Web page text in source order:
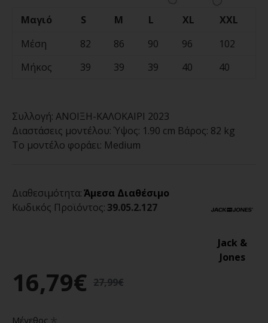
Μαγιό S M L XL
XXL
Μέση
82 86 90 96
102
Μήκος
39 39 39 40 40
Συλλογή: ΑΝΟΙΞΗ-ΚΑΛΟΚΑΙΡΙ 2023
Διαστάσεις μοντέλου: Ύψος: 1.90 cm Βάρος: 82 kg
Το μοντέλο φοράει: Medium
16,79€ 27,99€
Διαθεσιμότητα:Άμεσα Διαθέσιμο
Κωδικός Προϊόντος: 39.05.2.127
Jack &
Jones
Μέγεθος